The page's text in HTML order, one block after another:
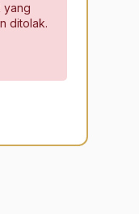
yang
ditolak.